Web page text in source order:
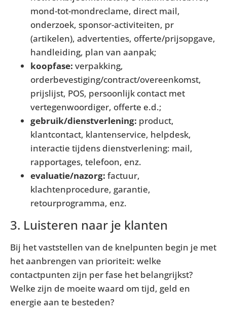
mond-tot-mondreclame, direct mail,
onderzoek, sponsor-activiteiten, pr
(artikelen), advertenties, offerte/prijsopgave,
handleiding, plan van aanpak;
koopfase: verpakking,
orderbevestiging/contract/overeenkomst,
prijslijst, POS, persoonlijk contact met
vertegenwoordiger, offerte e.d.;
gebruik/dienstverlening: product,
klantcontact, klantenservice, helpdesk,
interactie tijdens dienstverlening: mail,
rapportages, telefoon, enz.
evaluatie/nazorg: factuur,
klachtenprocedure, garantie,
retourprogramma, enz.
3. Luisteren naar je klanten
Bij het vaststellen van de knelpunten begin je met
het aanbrengen van prioriteit: welke
contactpunten zijn per fase het belangrijkst?
Welke zijn de moeite waard om tijd, geld en
energie aan te besteden?